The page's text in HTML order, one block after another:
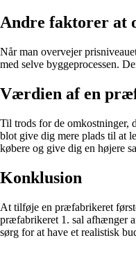
Andre faktorer at
Når man overvejer
med selve byggeprocessen.
Værdien af en
Til trods for de omkostninger,
blot give dig mere plads til at
købere og give dig en højere
Konklusion
At tilføje en præfabrikeret
præfabrikeret 1. sal afhænger
sørg for at have et realistisk